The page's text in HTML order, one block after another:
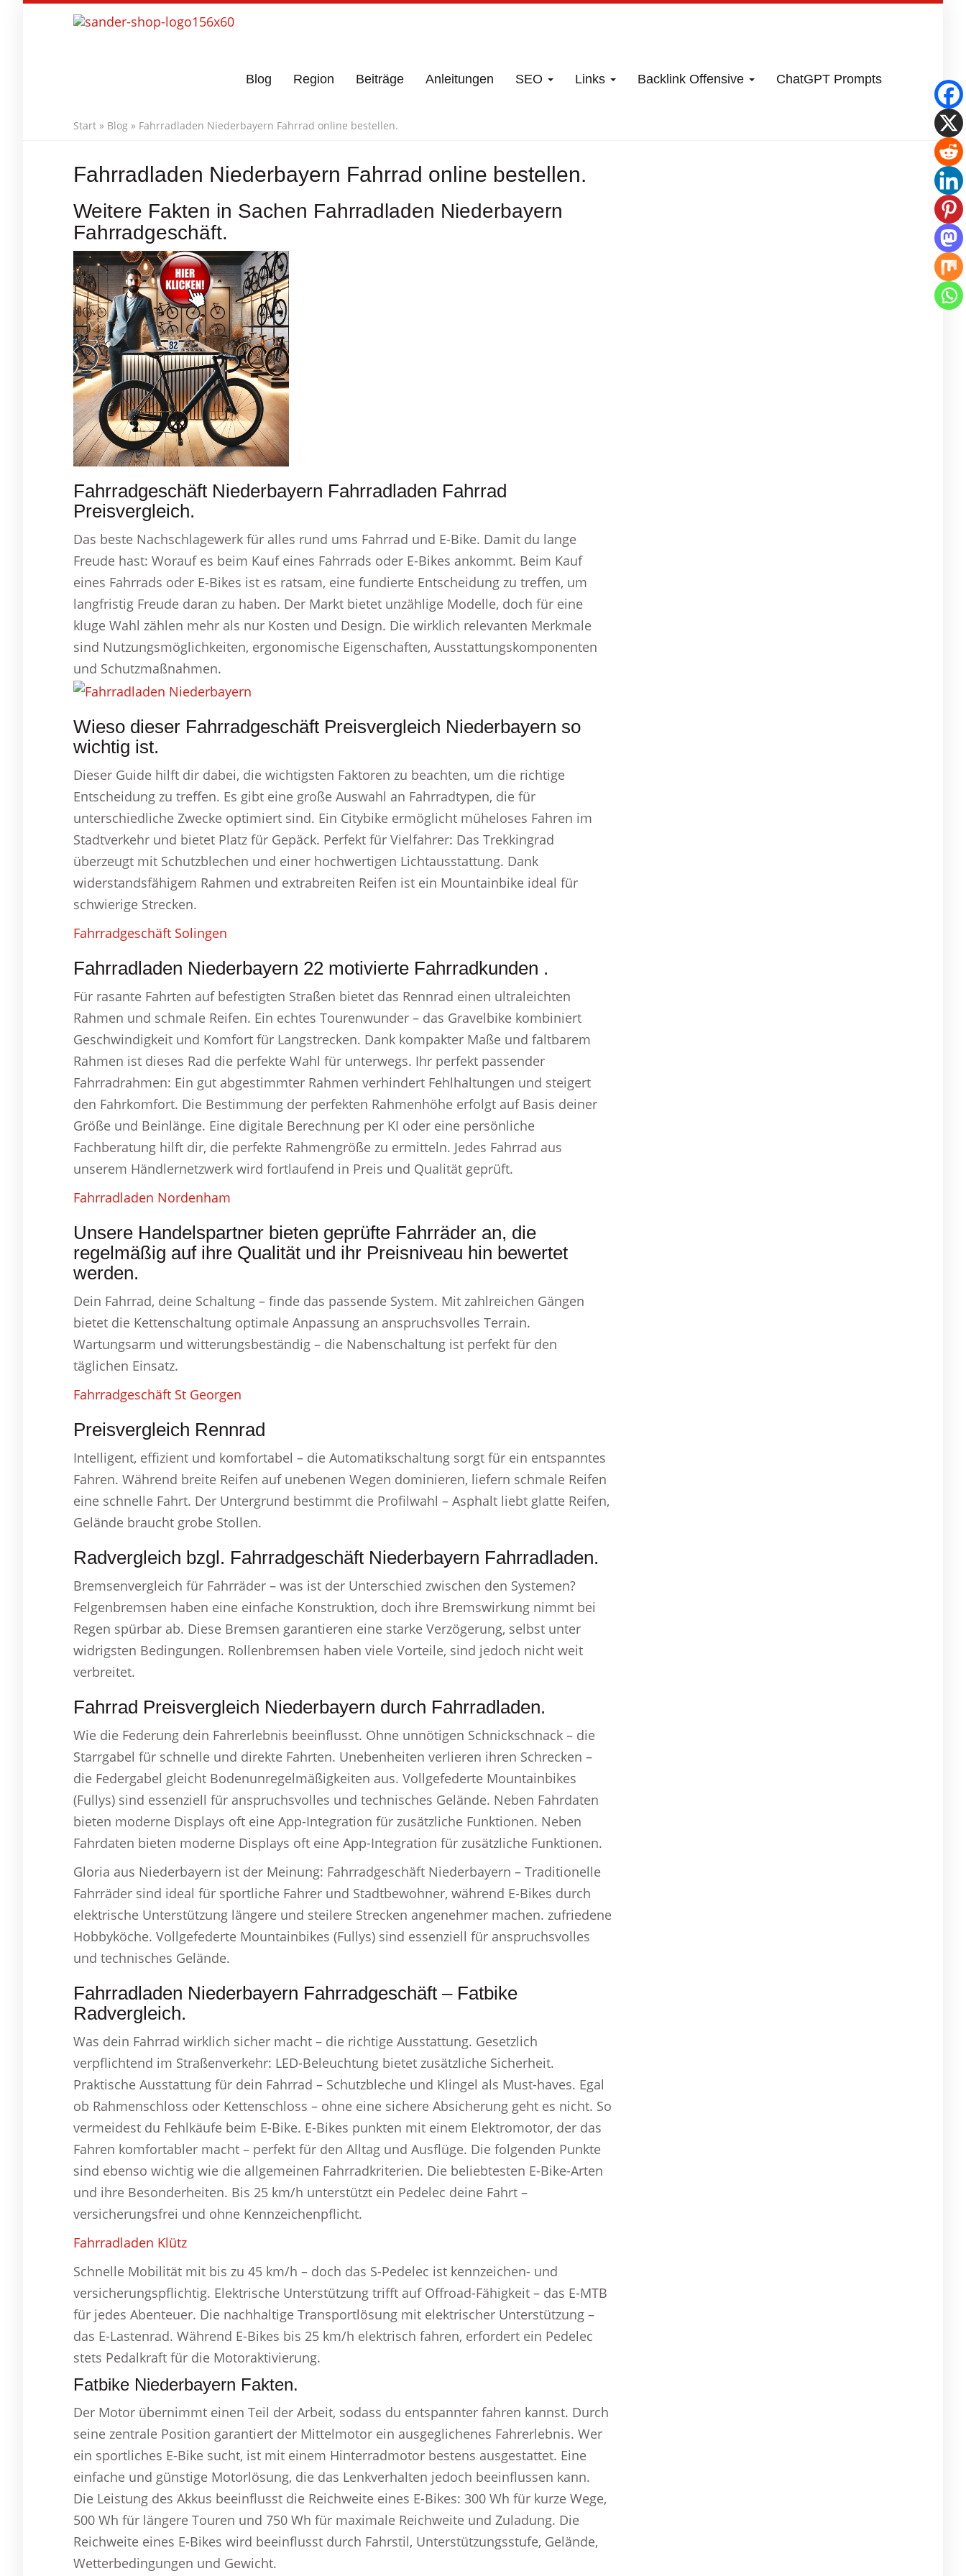
Blog Region Beiträge Anleitungen SEO Links Backlink Offensive ChatGPT Prompts
Start » Blog » Fahrradladen Niederbayern Fahrrad online bestellen.
Fahrradladen Niederbayern Fahrrad online bestellen.
Weitere Fakten in Sachen Fahrradladen Niederbayern
Fahrradgeschäft.
Fahrradgeschäft Niederbayern Fahrradladen Fahrrad
Preisvergleich.
Das beste Nachschlagewerk für alles rund ums Fahrrad und E-Bike. Damit du lange
Freude hast: Worauf es beim Kauf eines Fahrrads oder E-Bikes ankommt. Beim Kauf
eines Fahrrads oder E-Bikes ist es ratsam, eine fundierte Entscheidung zu treffen, um
langfristig Freude daran zu haben. Der Markt bietet unzählige Modelle, doch für eine
kluge Wahl zählen mehr als nur Kosten und Design. Die wirklich relevanten Merkmale
sind Nutzungsmöglichkeiten, ergonomische Eigenschaften, Ausstattungskomponenten
und Schutzmaßnahmen.
Wieso dieser Fahrradgeschäft Preisvergleich Niederbayern so
wichtig ist.
Dieser Guide hilft dir dabei, die wichtigsten Faktoren zu beachten, um die richtige
Entscheidung zu treffen. Es gibt eine große Auswahl an Fahrradtypen, die für
unterschiedliche Zwecke optimiert sind. Ein Citybike ermöglicht müheloses Fahren im
Stadtverkehr und bietet Platz für Gepäck. Perfekt für Vielfahrer: Das Trekkingrad
überzeugt mit Schutzblechen und einer hochwertigen Lichtausstattung. Dank
widerstandsfähigem Rahmen und extrabreiten Reifen ist ein Mountainbike ideal für
schwierige Strecken.
Fahrradgeschäft Solingen
Fahrradladen Niederbayern 22 motivierte Fahrradkunden .
Für rasante Fahrten auf befestigten Straßen bietet das Rennrad einen ultraleichten
Rahmen und schmale Reifen. Ein echtes Tourenwunder – das Gravelbike kombiniert
Geschwindigkeit und Komfort für Langstrecken. Dank kompakter Maße und faltbarem
Rahmen ist dieses Rad die perfekte Wahl für unterwegs. Ihr perfekt passender
Fahrradrahmen: Ein gut abgestimmter Rahmen verhindert Fehlhaltungen und steigert
den Fahrkomfort. Die Bestimmung der perfekten Rahmenhöhe erfolgt auf Basis deiner
Größe und Beinlänge. Eine digitale Berechnung per KI oder eine persönliche
Fachberatung hilft dir, die perfekte Rahmengröße zu ermitteln. Jedes Fahrrad aus
unserem Händlernetzwerk wird fortlaufend in Preis und Qualität geprüft.
Fahrradladen Nordenham
Unsere Handelspartner bieten geprüfte Fahrräder an, die
regelmäßig auf ihre Qualität und ihr Preisniveau hin bewertet
werden.
Dein Fahrrad, deine Schaltung – finde das passende System. Mit zahlreichen Gängen
bietet die Kettenschaltung optimale Anpassung an anspruchsvolles Terrain.
Wartungsarm und witterungsbeständig – die Nabenschaltung ist perfekt für den
täglichen Einsatz.
Fahrradgeschäft St Georgen
Preisvergleich Rennrad
Intelligent, effizient und komfortabel – die Automatikschaltung sorgt für ein entspanntes
Fahren. Während breite Reifen auf unebenen Wegen dominieren, liefern schmale Reifen
eine schnelle Fahrt. Der Untergrund bestimmt die Profilwahl – Asphalt liebt glatte Reifen,
Gelände braucht grobe Stollen.
Radvergleich bzgl. Fahrradgeschäft Niederbayern Fahrradladen.
Bremsenvergleich für Fahrräder – was ist der Unterschied zwischen den Systemen?
Felgenbremsen haben eine einfache Konstruktion, doch ihre Bremswirkung nimmt bei
Regen spürbar ab. Diese Bremsen garantieren eine starke Verzögerung, selbst unter
widrigsten Bedingungen. Rollenbremsen haben viele Vorteile, sind jedoch nicht weit
verbreitet.
Fahrrad Preisvergleich Niederbayern durch Fahrradladen.
Wie die Federung dein Fahrerlebnis beeinflusst. Ohne unnötigen Schnickschnack – die
Starrgabel für schnelle und direkte Fahrten. Unebenheiten verlieren ihren Schrecken –
die Federgabel gleicht Bodenunregelmäßigkeiten aus. Vollgefederte Mountainbikes
(Fullys) sind essenziell für anspruchsvolles und technisches Gelände. Neben Fahrdaten
bieten moderne Displays oft eine App-Integration für zusätzliche Funktionen. Neben
Fahrdaten bieten moderne Displays oft eine App-Integration für zusätzliche Funktionen.
Gloria aus Niederbayern ist der Meinung: Fahrradgeschäft Niederbayern – Traditionelle
Fahrräder sind ideal für sportliche Fahrer und Stadtbewohner, während E-Bikes durch
elektrische Unterstützung längere und steilere Strecken angenehmer machen. zufriedene
Hobbyköche. Vollgefederte Mountainbikes (Fullys) sind essenziell für anspruchsvolles
und technisches Gelände.
Fahrradladen Niederbayern Fahrradgeschäft – Fatbike
Radvergleich.
Was dein Fahrrad wirklich sicher macht – die richtige Ausstattung. Gesetzlich
verpflichtend im Straßenverkehr: LED-Beleuchtung bietet zusätzliche Sicherheit.
Praktische Ausstattung für dein Fahrrad – Schutzbleche und Klingel als Must-haves. Egal
ob Rahmenschloss oder Kettenschloss – ohne eine sichere Absicherung geht es nicht. So
vermeidest du Fehlkäufe beim E-Bike. E-Bikes punkten mit einem Elektromotor, der das
Fahren komfortabler macht – perfekt für den Alltag und Ausflüge. Die folgenden Punkte
sind ebenso wichtig wie die allgemeinen Fahrradkriterien. Die beliebtesten E-Bike-Arten
und ihre Besonderheiten. Bis 25 km/h unterstützt ein Pedelec deine Fahrt –
versicherungsfrei und ohne Kennzeichenpflicht.
Fahrradladen Klütz
Schnelle Mobilität mit bis zu 45 km/h – doch das S-Pedelec ist kennzeichen- und
versicherungspflichtig. Elektrische Unterstützung trifft auf Offroad-Fähigkeit – das E-MTB
für jedes Abenteuer. Die nachhaltige Transportlösung mit elektrischer Unterstützung –
das E-Lastenrad. Während E-Bikes bis 25 km/h elektrisch fahren, erfordert ein Pedelec
stets Pedalkraft für die Motoraktivierung.
Fatbike Niederbayern Fakten.
Der Motor übernimmt einen Teil der Arbeit, sodass du entspannter fahren kannst. Durch
seine zentrale Position garantiert der Mittelmotor ein ausgeglichenes Fahrerlebnis. Wer
ein sportliches E-Bike sucht, ist mit einem Hinterradmotor bestens ausgestattet. Eine
einfache und günstige Motorlösung, die das Lenkverhalten jedoch beeinflussen kann.
Die Leistung des Akkus beeinflusst die Reichweite eines E-Bikes: 300 Wh für kurze Wege,
500 Wh für längere Touren und 750 Wh für maximale Reichweite und Zuladung. Die
Reichweite eines E-Bikes wird beeinflusst durch Fahrstil, Unterstützungsstufe, Gelände,
Wetterbedingungen und Gewicht.